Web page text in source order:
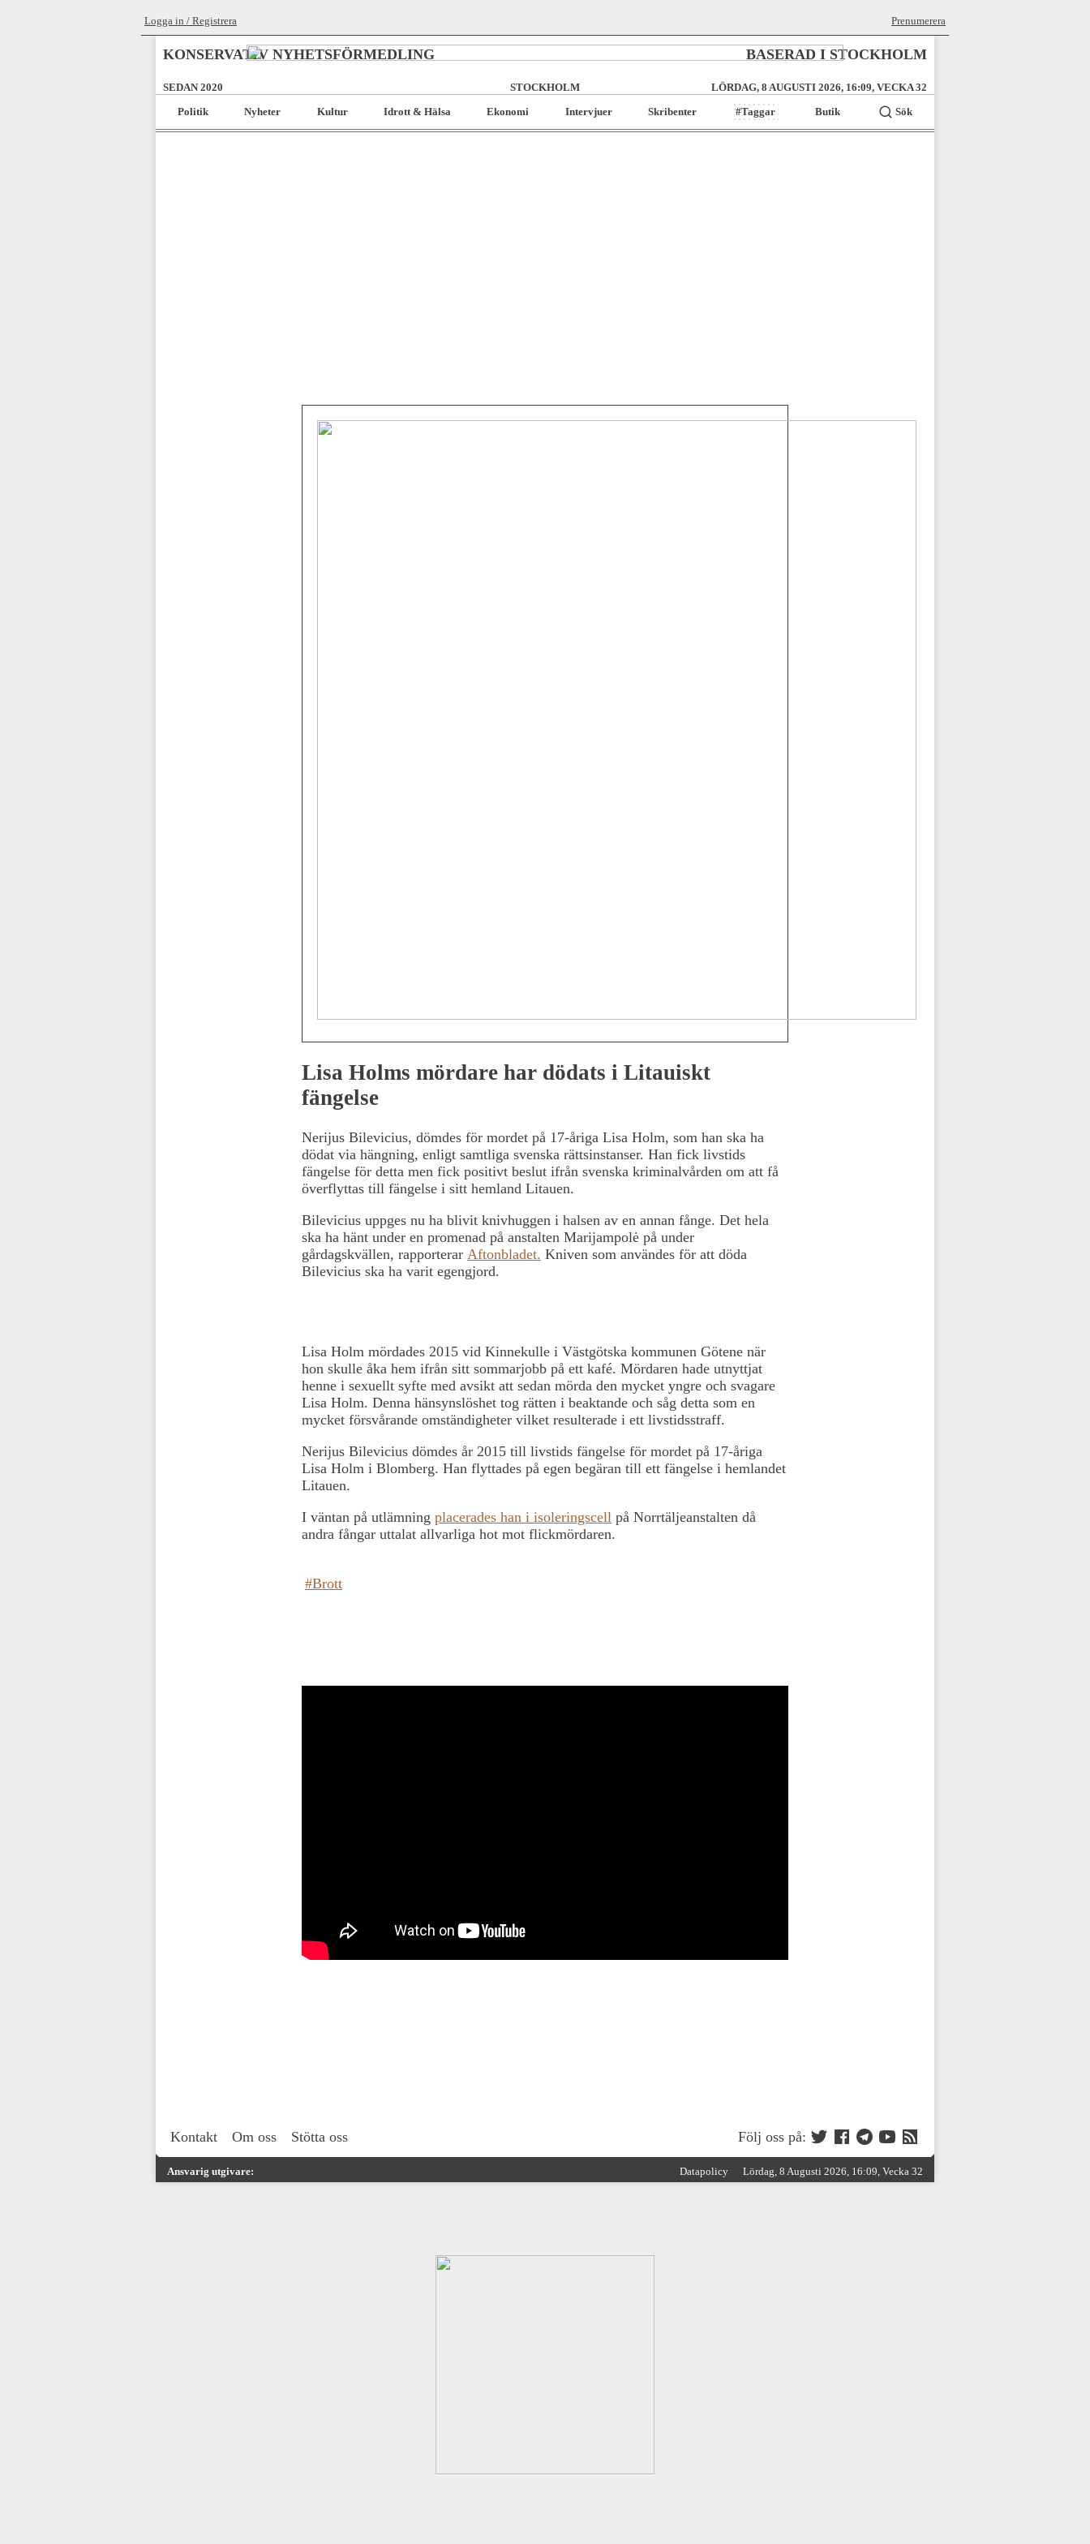
Logga in / Registrera Prenumerera
KONSERVATIV NYHETSFÖRMEDLING BASERAD I STOCKHOLM
SEDAN 2020 STOCKHOLM
LÖRDAG, 8 AUGUSTI 2026, 16:09, VECKA 32
Politik
Nyheter Kultur Idrott & Hälsa Ekonomi Intervjuer Skribenter #Taggar Butik Sök
Lisa Holms mördare har dödats i Litauiskt
fängelse
Nerijus Bilevicius, dömdes för mordet på 17-åriga Lisa Holm, som han ska ha
dödat via hängning, enligt samtliga svenska rättsinstanser. Han fick livstids
fängelse för detta men fick positivt beslut ifrån svenska kriminalvården om att få
överflyttas till fängelse i sitt hemland Litauen.
Bilevicius uppges nu ha blivit knivhuggen i halsen av en annan fånge. Det hela
ska ha hänt under en promenad på anstalten Marijampolė på under
gårdagskvällen, rapporterar Aftonbladet. Kniven som användes för att döda
Bilevicius ska ha varit egengjord.
Lisa Holm mördades 2015 vid Kinnekulle i Västgötska kommunen Götene när
hon skulle åka hem ifrån sitt sommarjobb på ett kafé. Mördaren hade utnyttjat
henne i sexuellt syfte med avsikt att sedan mörda den mycket yngre och svagare
Lisa Holm. Denna hänsynslöshet tog rätten i beaktande och såg detta som en
mycket försvårande omständigheter vilket resulterade i ett livstidsstraff.
Nerijus Bilevicius dömdes år 2015 till livstids fängelse för mordet på 17-åriga
Lisa Holm i Blomberg. Han flyttades på egen begäran till ett fängelse i hemlandet
Litauen.
I väntan på utlämning placerades han i isoleringscell på Norrtäljeanstalten då
andra fångar uttalat allvarliga hot mot flickmördaren.
#Brott
Kontakt Om oss Stötta oss Följ oss på:
Ansvarig utgivare: Datapolicy Lördag, 8 Augusti 2026, 16:09, Vecka 32